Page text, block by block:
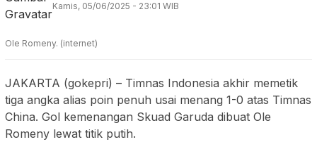
Kamis, 05/06/2025 - 23:01 WIB
Ole Romeny. (internet)
JAKARTA (gokepri) – Timnas Indonesia akhir memetik
tiga angka alias poin penuh usai menang 1-0 atas Timnas
China. Gol kemenangan Skuad Garuda dibuat Ole
Romeny lewat titik putih.